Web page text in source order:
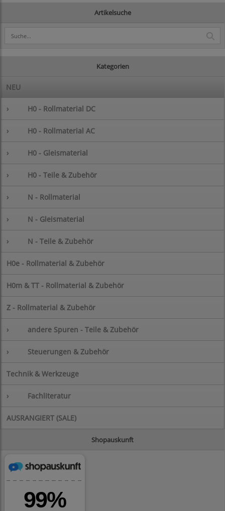
Artikelsuche
Kategorien
NEU
› H0 - Rollmaterial DC
› H0 - Rollmaterial AC
› H0 - Gleismaterial
› H0 - Teile & Zubehör
› N - Rollmaterial
› N - Gleismaterial
› N - Teile & Zubehör
H0e - Rollmaterial & Zubehör
H0m & TT - Rollmaterial & Zubehör
Z - Rollmaterial & Zubehör
› andere Spuren - Teile & Zubehör
› Steuerungen & Zubehör
Technik & Werkzeuge
› Fachliteratur
AUSRANGIERT (SALE)
Shopauskunft